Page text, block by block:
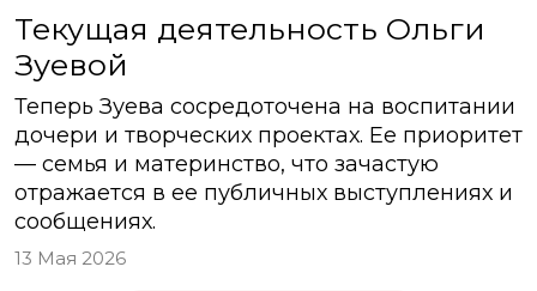
Текущая деятельность Ольги
Зуевой
Теперь Зуева сосредоточена на воспитании
дочери и творческих проектах. Ее приоритет
— семья и материнство, что зачастую
отражается в ее публичных выступлениях и
сообщениях.
13 Мая 2026